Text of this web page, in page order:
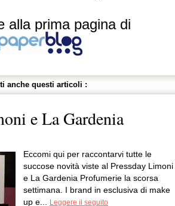
alla prima pagina di
anche questi articoli :
e La Gardenia
Eccomi qui per raccontarvi tutte le
succose novità viste al Pressday Limoni
e La Gardenia Profumerie la scorsa
settimana. I brand in esclusiva di make
up e...
Leggere il seguito